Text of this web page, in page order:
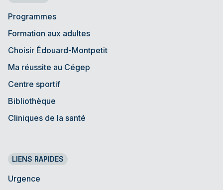
Programmes
Formation aux adultes
Choisir Édouard-Montpetit
Ma réussite au Cégep
Centre sportif
Bibliothèque
Cliniques de la santé
LIENS RAPIDES
Urgence